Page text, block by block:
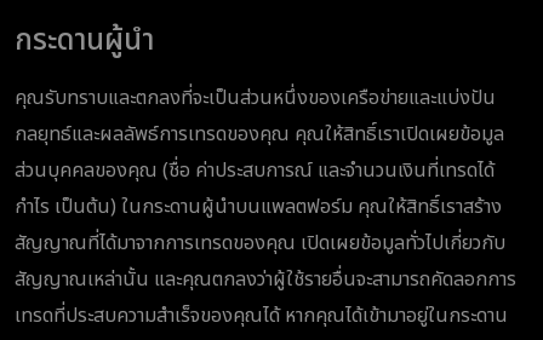
กระดานผู้นำ
คุณรับทราบและตกลงที่จะเป็นส่วนหนึ่งของเครือข่ายและแบ่งปัน
กลยุทธ์และผลลัพธ์การเทรดของคุณ คุณให้สิทธิ์เราเปิดเผยข้อมูล
ส่วนบุคคลของคุณ (ชื่อ ค่าประสบการณ์ และจำนวนเงินที่เทรดได้
กำไร เป็นต้น) ในกระดานผู้นำบนแพลตฟอร์ม คุณให้สิทธิ์เราสร้าง
สัญญาณที่ได้มาจากการเทรดของคุณ เปิดเผยข้อมูลทั่วไปเกี่ยวกับ
สัญญาณเหล่านั้น และคุณตกลงว่าผู้ใช้รายอื่นจะสามารถคัดลอกการ
เทรดที่ประสบความสำเร็จของคุณได้ หากคุณได้เข้ามาอยู่ในกระดาน